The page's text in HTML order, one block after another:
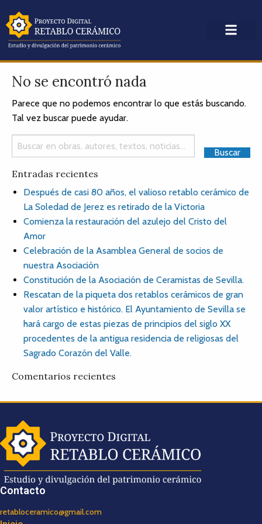
No se encontró nada
Parece que no podemos encontrar lo que estás buscando.
Tal vez buscar puede ayudar.
Entradas recientes
Después de casi 80 años, el valioso retablo cerámico de
La Soledad de Jerez es retirado de la Victoria
Comienza la restauración del azulejo del Cristo del
Amor
Celebración de la Asamblea General de socios de
nuestra Asociación
Constitución de la Asociación de Ceramistas de Sevilla.
Rescatan de la piqueta dos retablos cerámicos de gran
valor artístico e histórico. El Ayuntamiento de Sevilla se
hará cargo de estas piezas de principios del siglo XX
procedentes de la antigua residencia de religiosas del
Sagrado Corazón del Valle.
Comentarios recientes
Contacto
retabloceramico@gmail.com